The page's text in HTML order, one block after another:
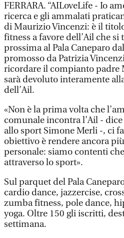
FERRARA. “AILoveLife - Io
ricerca e gli ammalati
di Maurizio Vincenzi: è il
fitness a favore dell’Ail che
prossima al Pala Caneparo
promosso da Patrizia
ricordare il compianto padre
sarà devoluto interamente
dell’Ail.
«Non è la prima volta che
comunale incontra l’Ail - dice
allo sport Simone Merli -, ci
obiettivo è rendere ancora
personale: siamo contenti
attraverso lo sport».
Sul parquet del Pala
cardio dance, jazzercise,
zumba fitness, pole dance,
yoga. Oltre 150 gli iscritti,
settimana.